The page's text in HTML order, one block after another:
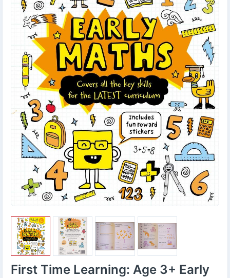
First Time Learning: Age 3+ Early